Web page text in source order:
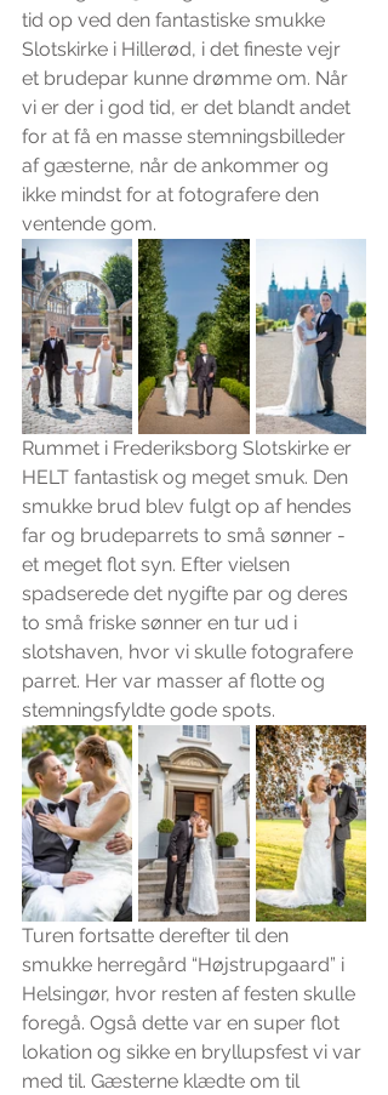
tid op ved den fantastiske smukke
Slotskirke i Hillerød, i det fineste vejr
et brudepar kunne drømme om. Når
vi er der i god tid, er det blandt andet
for at få en masse stemningsbilleder
af gæsterne, når de ankommer og
ikke mindst for at fotografere den
ventende gom.
Rummet i Frederiksborg Slotskirke er
HELT fantastisk og meget smuk. Den
smukke brud blev fulgt op af hendes
far og brudeparrets to små sønner -
et meget flot syn. Efter vielsen
spadserede det nygifte par og deres
to små friske sønner en tur ud i
slotshaven, hvor vi skulle fotografere
parret. Her var masser af flotte og
stemningsfyldte gode spots.
Turen fortsatte derefter til den
smukke herregård “Højstrupgaard” i
Helsingør, hvor resten af festen skulle
foregå. Også dette var en super flot
lokation og sikke en bryllupsfest vi var
med til. Gæsterne klædte om til